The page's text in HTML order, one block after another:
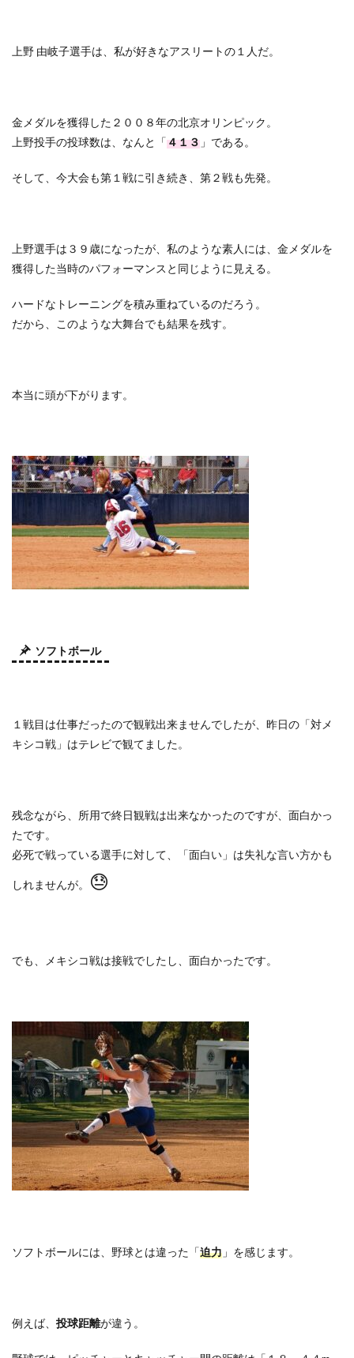
上野 由岐子選手は、私が好きなアスリートの１人だ。
金メダルを獲得した２００８年の北京オリンピック。
上野投手の投球数は、なんと「４１３ 」である。
そして、今大会も第１戦に引き続き、第２戦も先発。
上野選手は３９歳になったが、私のような素人には、金メダルを
獲得した当時のパフォーマンスと同じように見える。
ハードなトレーニングを積み重ねているのだろう。
だから、このような大舞台でも結果を残す。
本当に頭が下がります。
ソフトボール
１戦目は仕事だったので観戦出来ませんでしたが、昨日の「対メ
キシコ戦」はテレビで観てました。
残念ながら、所用で終日観戦は出来なかったのですが、面白かっ
たです。
必死で戦っている選手に対して、「面白い」は失礼な言い方かも
しれませんが。 😓
でも、メキシコ戦は接戦でしたし、面白かったです。
ソフトボールには、野球とは違った「迫力 」を感じます。
例えば、 投球距離が違う。